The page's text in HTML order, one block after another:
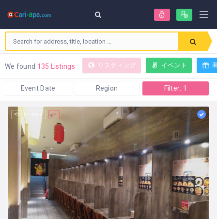
We found 135 Listings リスティング イベント
Event Date Region Filter: 1
94 views